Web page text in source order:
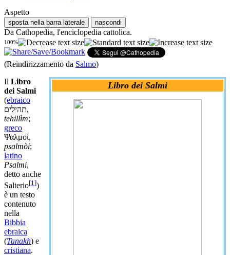
Aspetto
sposta nella barra laterale nascondi
Da Cathopedia, l'enciclopedia cattolica.
100%
(Reindirizzamento da Salmo)
Libro dei Salmi
Il Libro
dei Salmi
(ebraico
תהילים,
tehillìm;
greco
Ψαλμοί,
psalmòi;
latino
Psalmi,
detto anche
Salterio[1 ])
è un testo
contenuto
nella
Bibbia
ebraica
(Tanakh) e
cristiana.